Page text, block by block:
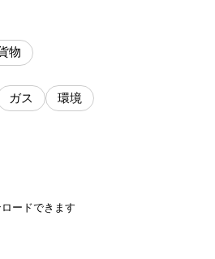
物
ガス 環境
ードできます